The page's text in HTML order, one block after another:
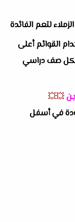
لتعم الفائدة
القوائم أعلى
لكل صف دراسي
💥💥
في أسفل